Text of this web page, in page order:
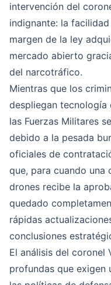
intervención del
indignante: la
margen de la ley
mercado abierto
del narcotráfico.
Mientras que los
despliegan tecnología
las Fuerzas Militares
debido a la pesada
oficiales de
que, para cuando
drones recibe la
quedado
rápidas
conclusiones
El análisis del coronel
profundas que exigen